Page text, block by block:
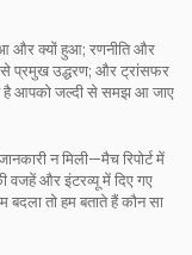
हुआ और क्यों हुआ; रणनीति और
से प्रमुख उद्धरण; और ट्रांसफर
है आपको जल्दी से समझ आ जाए
न मिली—मैच रिपोर्ट में
वजहें और इंटरव्यू में दिए गए
तो हम बताते हैं कौन सा